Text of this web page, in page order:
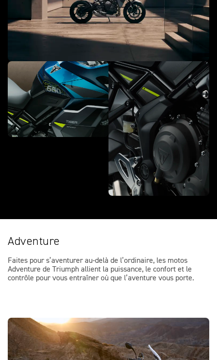
Adventure
Faites pour s’aventurer au-delà de l’ordinaire, les motos
Adventure de Triumph allient la puissance, le confort et le
contrôle pour vous entraîner où que l’aventure vous porte.